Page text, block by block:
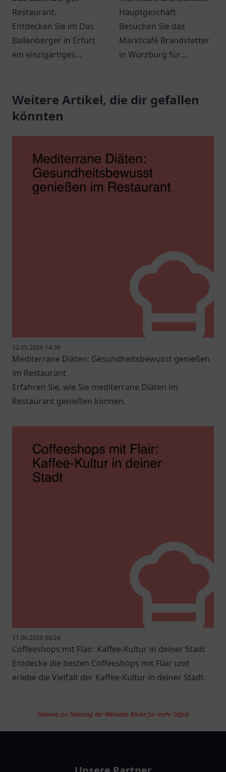
Restaurant.
Entdecken Sie im Das
Ballenberger in Erfurt
ein einzigartiges
Küche und einladender
Atmosphäre.
Hauptgeschäft
Besuchen Sie das
Marktcafé Brandstetter
in Würzburg für
Spezialitäten.
Weitere Artikel, die dir gefallen
könnten
12.05.2026 14:39
Mediterrane Diäten: Gesundheitsbewusst genießen
im Restaurant
Erfahren Sie, wie Sie mediterrane Diäten im
Restaurant genießen können.
11.06.2026 08:24
Coffeeshops mit Flair: Kaffee-Kultur in deiner Stadt
Entdecke die besten Coffeeshops mit Flair und
erlebe die Vielfalt der Kaffee-Kultur in deiner Stadt.
Hinweis zur Nutzung der Webseite (klicke für mehr Infos)